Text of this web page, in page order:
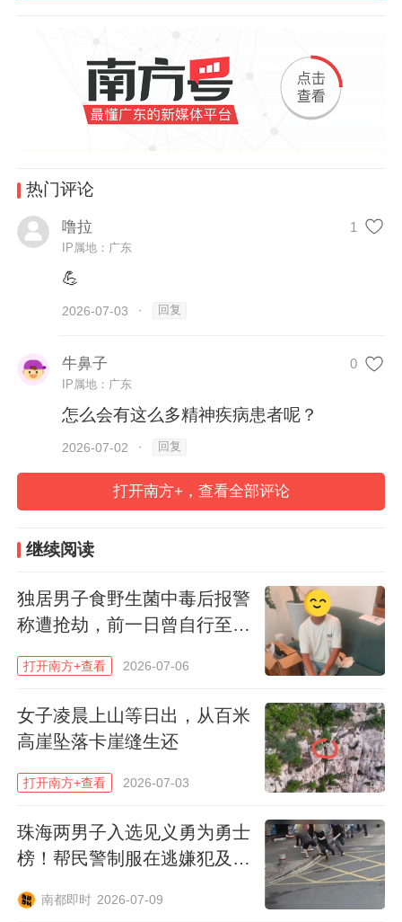
当地通报。
据了解，汕头市见义勇为基金会已对2名施
救群众进行表扬奖励。潮阳区西胪镇政府及
南方+记者 贺达源
热门评论
噜拉 1
IP属地：广东
💪
2026-07-03 · 回复
牛鼻子 0
IP属地：广东
怎么会有这么多精神疾病患者呢？
2026-07-02 · 回复
打开南方+，查看全部评论
继续阅读
独居男子食野生菌中毒后报警
称遭抢劫，前一日曾自行至医
打开南方+查看 2026-07-06
女子凌晨上山等日出，从百米
高崖坠落卡崖缝生还
打开南方+查看 2026-07-03
珠海两男子入选见义勇为勇士
榜！帮民警制服在逃嫌犯及同
南都即时 2026-07-09